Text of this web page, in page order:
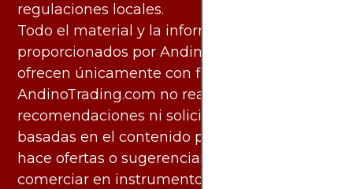
regulaciones locales.
Todo el material y la información
proporcionados por AndinoTrading.com se
ofrecen únicamente con fines informativos.
AndinoTrading.com no realiza
recomendaciones ni solicita acciones
basadas en el contenido proporcionado, ni
hace ofertas o sugerencias para invertir o
comerciar en instrumentos financieros,